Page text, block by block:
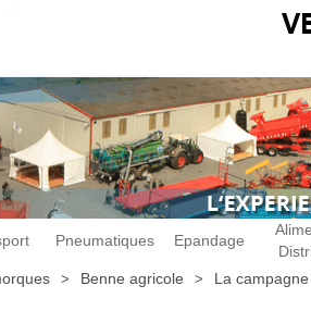
Pneumatiques Epandage
Benne agricole La campagne